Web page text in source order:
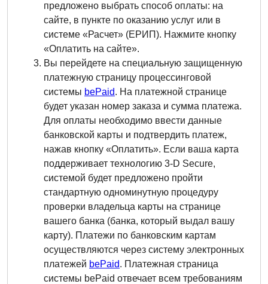
предложено выбрать способ оплаты: на
сайте, в пункте по оказанию услуг или в
системе «Расчет» (ЕРИП). Нажмите кнопку
«Оплатить на сайте».
Вы перейдете на специальную защищенную
платежную страницу процессинговой
системы bePaid. На платежной странице
будет указан номер заказа и сумма платежа.
Для оплаты необходимо ввести данные
банковской карты и подтвердить платеж,
нажав кнопку «Оплатить». Если ваша карта
поддерживает технологию 3-D Secure,
системой будет предложено пройти
стандартную одноминутную процедуру
проверки владельца карты на странице
вашего банка (банка, который выдал вашу
карту). Платежи по банковским картам
осуществляются через систему электронных
платежей bePaid. Платежная страница
системы bePaid отвечает всем требованиям